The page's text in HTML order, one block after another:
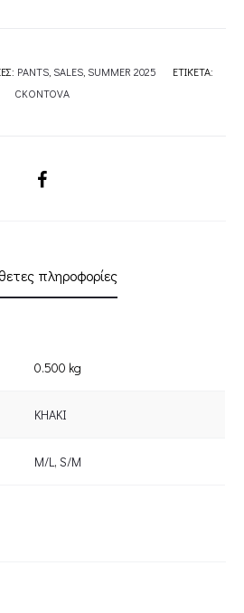
PANTS, SALES, SUMMER 2025
ΕΤΙΚΈΤΑ:
CKONTOVA
SHARE
πληροφορίες
0.500 kg
KHAKI
M/L, S/M